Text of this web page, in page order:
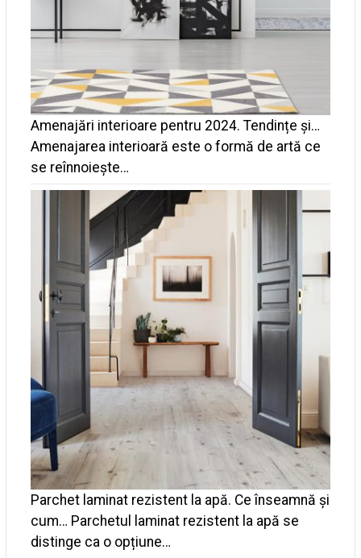
Amenajări interioare pentru 2024. Tendințe și…
Amenajarea interioară este o formă de artă ce
se reînnoiește…
Parchet laminat rezistent la apă. Ce înseamnă și
cum… Parchetul laminat rezistent la apă se
distinge ca o opțiune…